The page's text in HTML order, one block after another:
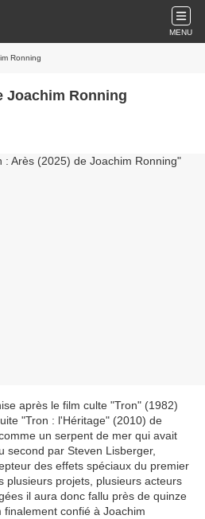
MENU
Ronning
Joachim Ronning
après le film culte "Tron" (1982)
"Tron : l'Héritage" (2010) de
un serpent de mer qui avait
second par Steven Lisberger,
des effets spéciaux du premier
plusieurs projets, plusieurs acteurs
il aura donc fallu près de quinze
confié à Joachim